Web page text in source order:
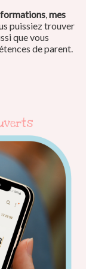
formations,mes
puissiez trouver
que vous
de parent.